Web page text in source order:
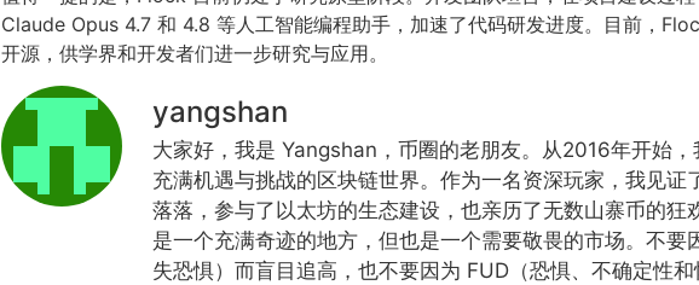
Claude Opus 4.7 和 4.8 等人工智能编程助手，加速了代码研发进度。目前，
开源，供学界和开发者们进一步研究与应用。
yangshan
大家好，我是 Yangshan，币圈的老朋友。从2016年开始，
充满机遇与挑战的区块链世界。作为一名资深玩家，我见证
落落，参与了以太坊的生态建设，也亲历了无数山寨币的狂
是一个充满奇迹的地方，但也是一个需要敬畏的市场。不要
失恐惧）而盲目追高，也不要因为 FUD（恐惧、不确定性